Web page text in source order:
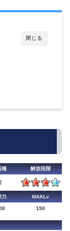
閉じる
種 解放段階
力 MAXLv
150